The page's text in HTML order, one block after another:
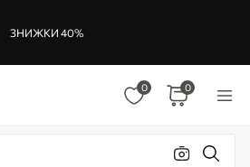
ЗНИЖКИ 40%
0 0